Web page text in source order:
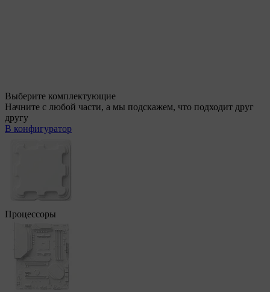
Выберите комплектующие
Начните с любой части, а мы подскажем, что подходит друг
другу
В конфигуратор
Процессоры